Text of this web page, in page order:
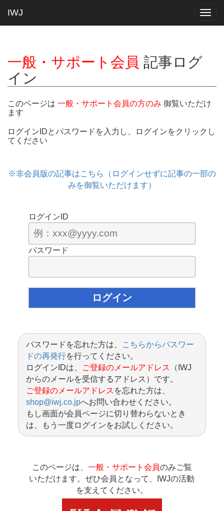
IWJ
一般・サポート会員 記事ログ
イン
このページは 一般・サポート会員の方のみ 御覧いただけ
ます
ログインIDとパスワードを入力し、ログインをクリックし
てください
※非会員版の記事はこちら（ログインせずに記事の一部の
みを御覧いただけます）
ログインID
パスワード
パスワードを忘れた方は、
こちらからパスワー
ドの再発行を行ってください。
ログインIDは、
ご登録のメールアドレス
（IWJ
からのメールを受信するアドレス）です。
ご登録のメールアドレス を忘れた方は、
shop@iwj.co.jpへお問い合わせください。
もし画面が会員ページに切り替わらないとき
は、もう一度ログインをお試しください。
このページは、 一般・サポート会員のみご覧
いただけます。ぜひ会員となって、IWJの活動
を支えてください。